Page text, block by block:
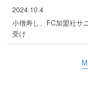
2024.10.4
小僧寿し、FC加盟社サ
受け